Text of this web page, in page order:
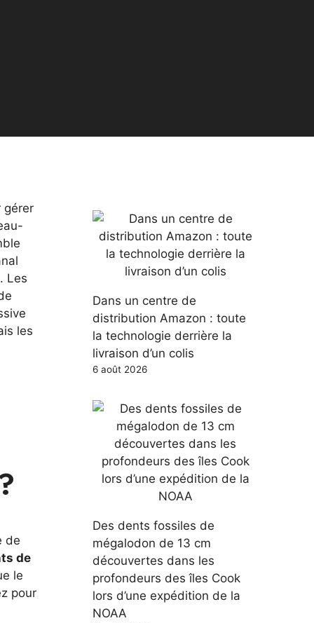
gérer
Les
les
de
de
le
pour
Dans un centre de
distribution Amazon : toute
la technologie derrière la
livraison d’un colis
6 août 2026
Des dents fossiles de
mégalodon de 13 cm
découvertes dans les
profondeurs des îles Cook
lors d’une expédition de la
NOAA